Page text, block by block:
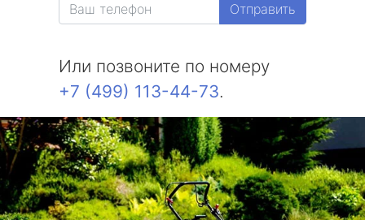
Отправить
Или позвоните по номеру
+7 (499) 113-44-73.